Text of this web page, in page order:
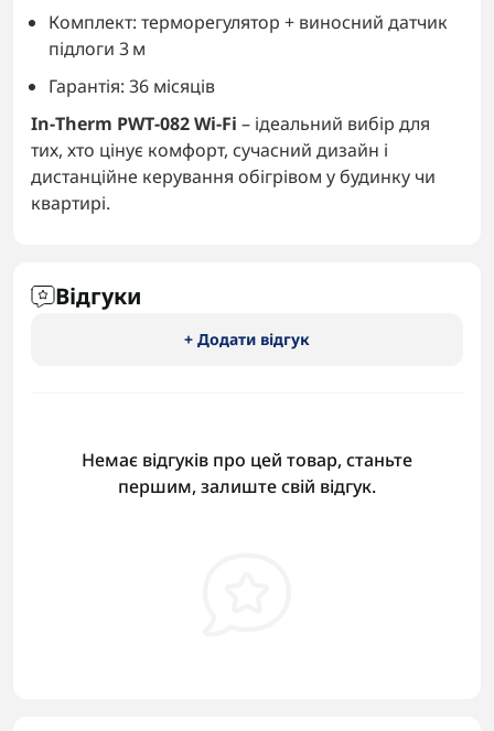
Комплект: терморегулятор + виносний датчик
підлоги 3 м
Гарантія: 36 місяців
In‑Therm PWT‑082 Wi‑Fi – ідеальний вибір для
тих, хто цінує комфорт, сучасний дизайн і
дистанційне керування обігрівом у будинку чи
квартирі.
Відгуки
+ Додати відгук
Немає відгуків про цей товар, станьте
першим, залиште свій відгук.